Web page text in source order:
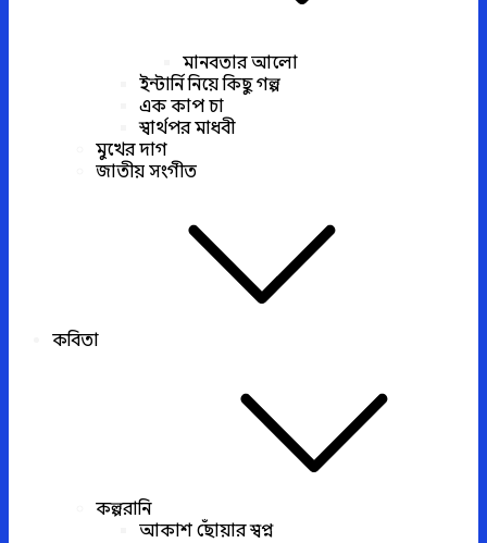
মানবতার আলো
ইন্টার্নি নিয়ে কিছু গল্প
এক কাপ চা
স্বার্থপর মাধবী
মুখের দাগ
জাতীয় সংগীত
কবিতা
কল্পরানি
আকাশ ছোঁয়ার স্বপ্ন